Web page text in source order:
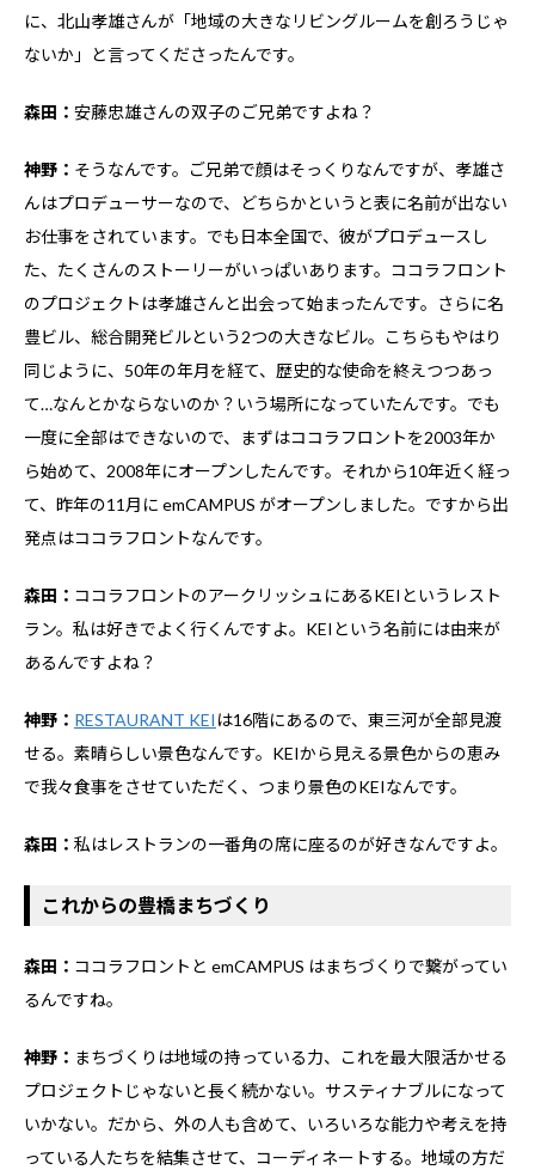
に、北山孝雄さんが「地域の大きなリビングルームを創ろうじゃ
ないか」と言ってくださったんです。
森田： 安藤忠雄さんの双子のご兄弟ですよね？
神野： そうなんです。ご兄弟で顔はそっくりなんですが、孝雄さ
んはプロデューサーなので、どちらかというと表に名前が出ない
お仕事をされています。でも日本全国で、彼がプロデュースし
た、たくさんのストーリーがいっぱいあります。ココラフロント
のプロジェクトは孝雄さんと出会って始まったんです。さらに名
豊ビル、総合開発ビルという2つの大きなビル。こちらもやはり
同じように、50年の年月を経て、歴史的な使命を終えつつあっ
て…なんとかならないのか？いう場所になっていたんです。でも
一度に全部はできないので、まずはココラフロントを2003年か
ら始めて、2008年にオープンしたんです。それから10年近く経っ
て、昨年の11月に emCAMPUS がオープンしました。ですから出
発点はココラフロントなんです。
森田： ココラフロントのアークリッシュにあるKEIというレスト
ラン。私は好きでよく行くんですよ。KEIという名前には由来が
あるんですよね？
神野： RESTAURANT KEI は16階にあるので、東三河が全部見渡
せる。素晴らしい景色なんです。KEIから見える景色からの恵み
で我々食事をさせていただく、つまり景色のKEIなんです。
森田： 私はレストランの一番角の席に座るのが好きなんですよ。
これからの豊橋まちづくり
森田： ココラフロントと emCAMPUS はまちづくりで繋がってい
るんですね。
神野： まちづくりは地域の持っている力、これを最大限活かせる
プロジェクトじゃないと長く続かない。サスティナブルになって
いかない。だから、外の人も含めて、いろいろな能力や考えを持
っている人たちを結集させて、コーディネートする。地域の方だ